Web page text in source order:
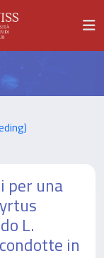
per una
L.
in